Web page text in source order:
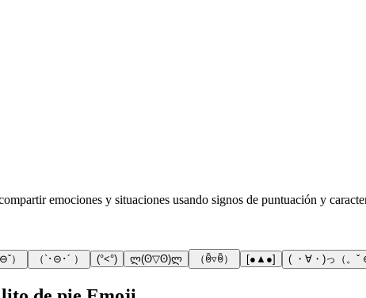
emociones y situaciones usando signos de puntuación y
） （`･⊝･´ ） (°<°) ლ(ʘ▽ʘ)ლ （ꉺ▿ꉺ） [●▲●] ( ・∀・)っ（。ˇ